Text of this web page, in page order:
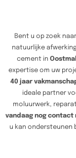
Bent u op zoek
natuurlijke
cement in
expertise om uw
40 jaar
ideale partner
moluurwerk,
vandaag nog contact
u kan ondersteunen